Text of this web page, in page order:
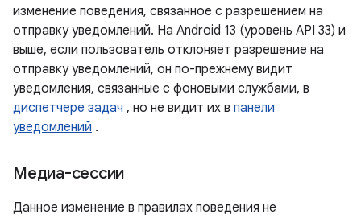
изменение поведения, связанное с разрешением на
отправку уведомлений. На Android 13 (уровень API 33) и
выше, если пользователь отклоняет разрешение на
отправку уведомлений, он по-прежнему видит
уведомления, связанные с фоновыми службами, в
диспетчере задач , но не видит их в панели
уведомлений .
Медиа-сессии
Данное изменение в правилах поведения не